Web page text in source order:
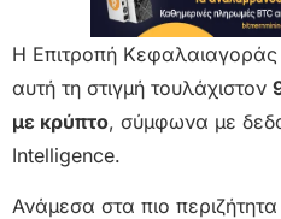
Η Επιτροπή
αυτή τη στιγμή τουλάχιστον
με κρύπτο, σύμφωνα με
Intelligence.
Ανάμεσα στα πιο